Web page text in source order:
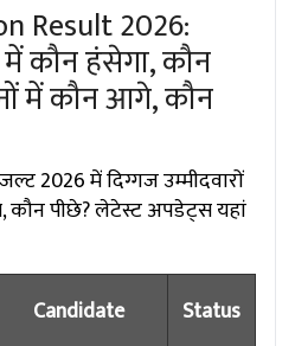
Result 2026:
में कौन हंसेगा, कौन
में कौन आगे, कौन
2026 में दिग्गज उम्मीदवारों
कौन पीछे? लेटेस्ट अपडेट्स यहां
Candidate Status